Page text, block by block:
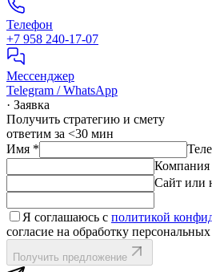
Телефон
+7 958 240‑17‑07
Мессенджер
Telegram / WhatsApp
· Заявка
Получить стратегию и смету
ответим за <30 мин
Имя *
Компания
Сайт или
Я соглашаюсь с политикой
согласие на обработку
Получить предложение